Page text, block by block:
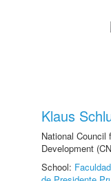
Klaus
National Council
Development
School: